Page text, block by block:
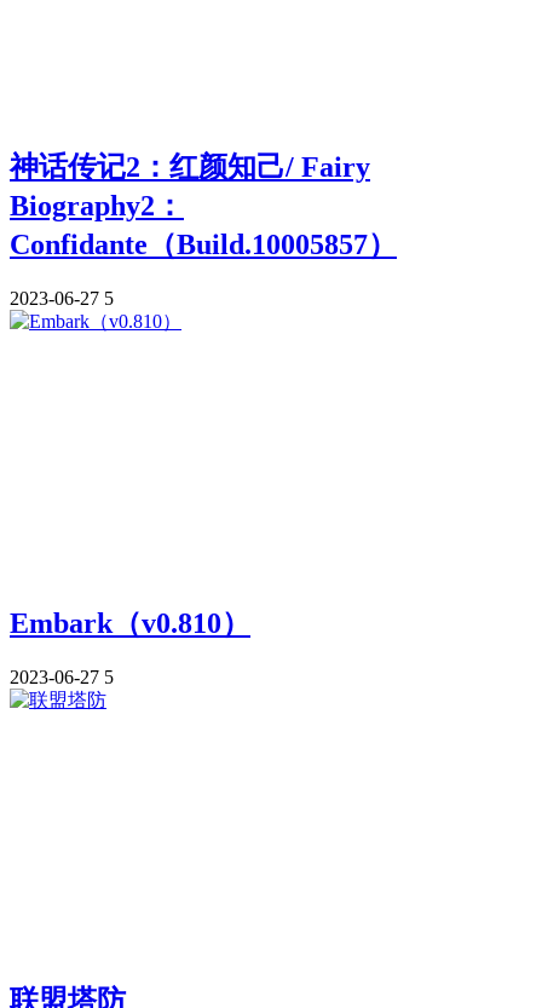
神话传记2：红颜知己/ Fairy
Biography2：
Confidante（Build.10005857）
2023-06-27 5
Embark（v0.810）
2023-06-27 5
联盟塔防